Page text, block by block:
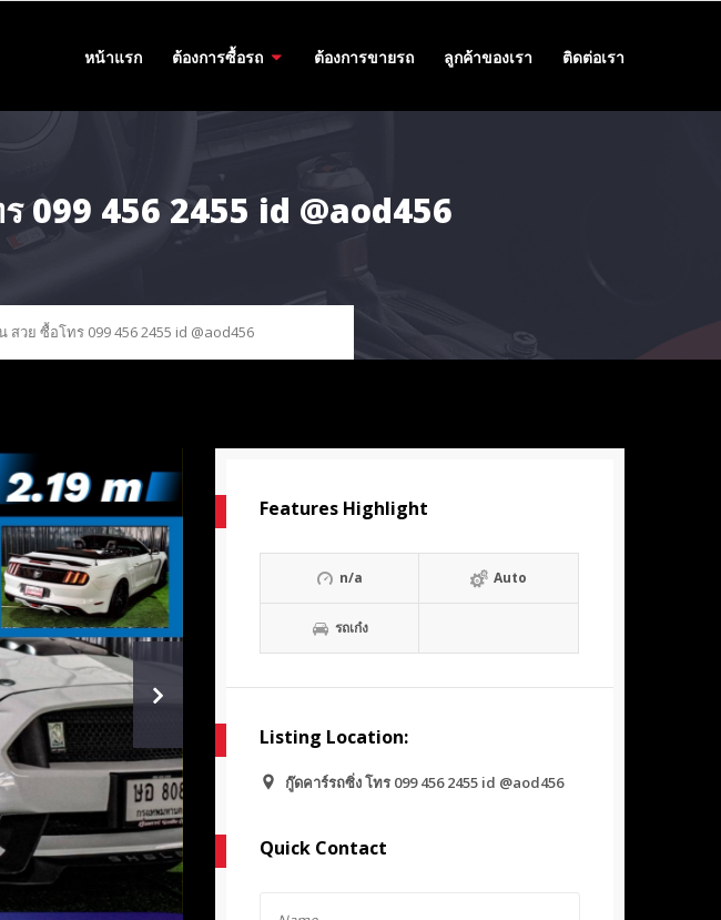
หน้าแรก ต้องการซื้อรถ ต้องการขายรถ ลูกค้าของเรา ติดต่อเรา
099 456 2455 id @aod456
สวย ซื้อโทร 099 456 2455 id @aod456
Features Highlight
n/a Auto
รถเก๋ง
Listing Location:
กู๊ดคาร์รถซิ่ง โทร 099 456 2455 id @aod456
Quick Contact